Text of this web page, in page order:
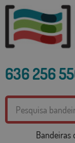
636 256
Bandeiras